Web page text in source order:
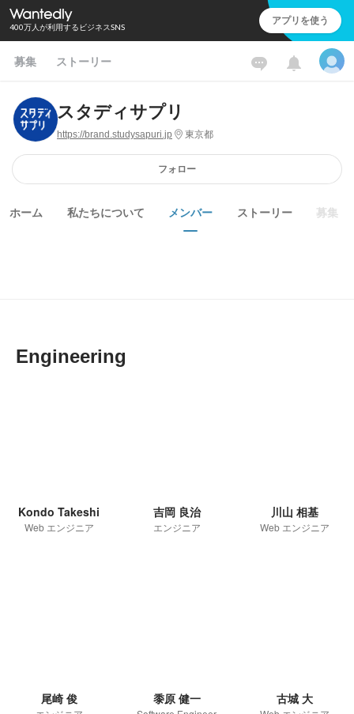
400万人が利用するビジネスSNS アプリを使う
募集 ストーリー
スタディサプリ
https://brand.studysapuri.jp 東京都
フォロー
ホーム 私たちについて メンバー ストーリー 募集
Engineering
Kondo Takeshi
Web エンジニア
吉岡 良治
エンジニア
川山 相基
Web エンジニア
尾崎 俊 黍原 健一 古城 大